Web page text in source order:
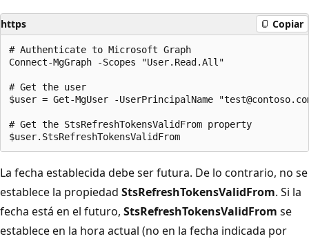
https Copiar
# Authenticate to Microsoft Graph
Connect-MgGraph -Scopes "User.Read.All"
# Get the user
$user = Get-MgUser -UserPrincipalName
# Get the StsRefreshTokensValidFrom property
La fecha establecida debe ser futura. De lo contrario, no se
establece la propiedad StsRefreshTokensValidFrom. Si la
fecha está en el futuro, StsRefreshTokensValidFrom se
establece en la hora actual (no en la fecha indicada por